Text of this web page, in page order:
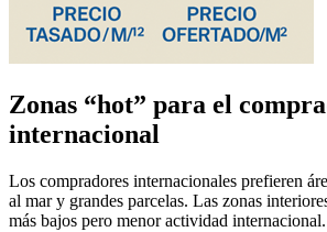
Zonas “hot” para el
internacional
Los compradores internacionales prefieren
al mar y grandes parcelas. Las zonas
más bajos pero menor actividad internacional.